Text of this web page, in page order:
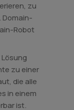
zu
Domain-
Robot
zu einer
die alle
in einem
ist.